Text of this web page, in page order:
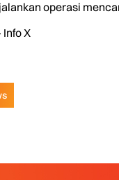
operasi
X